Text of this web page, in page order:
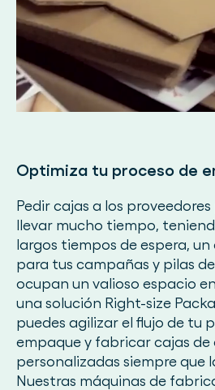
Optimiza tu proceso de
Pedir cajas a los
llevar mucho tiempo,
largos tiempos de espera,
para tus campañas y pilas
ocupan un valioso espacio
una solución Right-size
puedes agilizar el flujo de tu
empaque y fabricar cajas
personalizadas siempre que
Nuestras máquinas de